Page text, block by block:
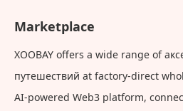
Marketplace
XOOBAY offers a wide range of
путешествий at factory-direct
AI-powered Web3 platform,